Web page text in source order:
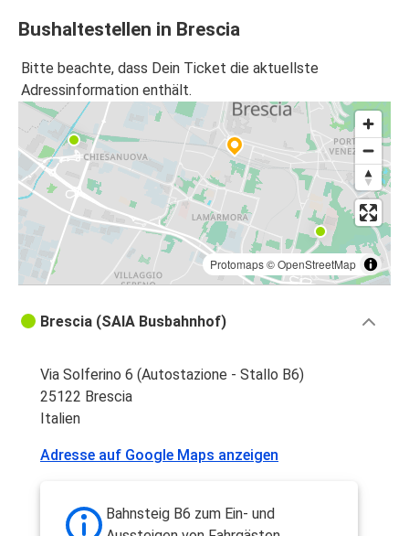
Bushaltestellen in Brescia
Bitte beachte, dass Dein Ticket die aktuellste
Adressinformation enthält.
Protomaps©OpenStreetMap
Brescia (SAIA Busbahnhof)
Via Solferino 6 (Autostazione - Stallo B6)
25122 Brescia
Italien
Adresse auf Google Maps anzeigen
Bahnsteig B6 zum Ein- und